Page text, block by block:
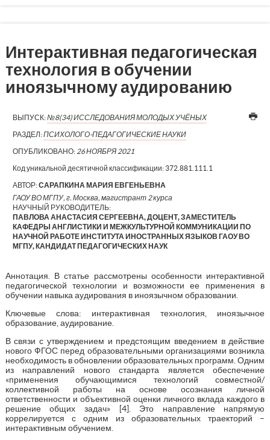
Интерактивная педагогическая
технология в обучении
иноязычному аудированию
ВЫПУСК:№8(34) ИССЛЕДОВАНИЯ МОЛОДЫХ УЧЁНЫХ
РАЗДЕЛ:ПСИХОЛОГО-ПЕДАГОГИЧЕСКИЕ НАУКИ
ОПУБЛИКОВАНО: 26 НОЯБРЯ 2021
Код уникальной десятичной классификации: 372.881.111.1
АВТОР:САРАПКИНА МАРИЯ ЕВГЕНЬЕВНА
ГАОУ ВО МГПУ, г. Москва, магистрант 2 курса
НАУЧНЫЙ РУКОВОДИТЕЛЬ:
ПАВЛОВА АНАСТАСИЯ СЕРГЕЕВНА, ДОЦЕНТ, ЗАМЕСТИТЕЛЬ
КАФЕДРЫ АНГЛИСТИКИ И МЕЖКУЛЬТУРНОЙ КОММУНИКАЦИИ ПО
НАУЧНОЙ РАБОТЕ ИНСТИТУТА ИНОСТРАННЫХ ЯЗЫКОВ ГАОУ ВО
МГПУ, КАНДИДАТ ПЕДАГОГИЧЕСКИХ НАУК
Аннотация. В статье рассмотрены особенности интерактивной
педагогической технологии и возможности ее применения в
обучении навыка аудирования в иноязычном образовании.
Ключевые слова: интерактивная технология, иноязычное
образование, аудирование.
В связи с утверждением и предстоящим введением в действие
нового ФГОС перед образовательными организациями возникла
необходимость в обновлении образовательных программ. Одним
из направлений нового стандарта является обеспечение
«применения обучающимися технологий совместной/
коллективной работы на основе осознания личной
ответственности и объективной оценки личного вклада каждого в
решение общих задач» [4]. Это направление напрямую
коррелируется с одним из образовательных траекторий –
интерактивным обучением.